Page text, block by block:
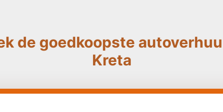
de goedkoopste
Kreta